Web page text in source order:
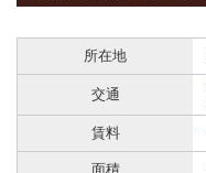
所在地
交通
賃料
面積